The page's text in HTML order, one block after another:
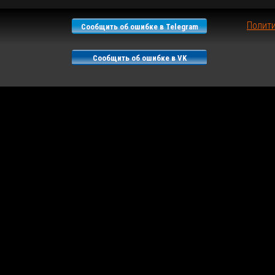
Сообщить об ошибке в Telegram
Сообщить об ошибке в VK